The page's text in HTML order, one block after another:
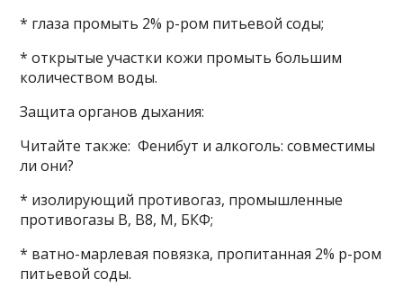
* глаза промыть 2% р-ром питьевой соды;
* открытые участки кожи промыть большим
количеством воды.
Защита органов дыхания:
Читайте также: Фенибут и алкоголь: совместимы
ли они?
* изолирующий противогаз, промышленные
противогазы В, В8, М, БКФ;
* ватно-марлевая повязка, пропитанная 2% р-ром
питьевой соды.